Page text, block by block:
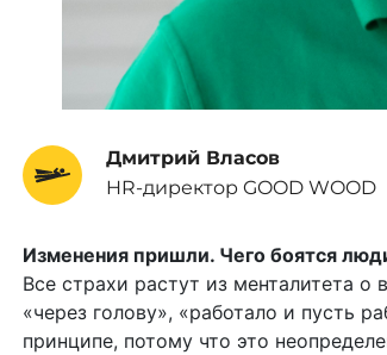
Дмитрий Власов
HR-директор GOOD WOOD
Изменения пришли. Чего боятся
Все страхи растут из менталитета
«через голову», «работало и пусть
принципе, потому что это